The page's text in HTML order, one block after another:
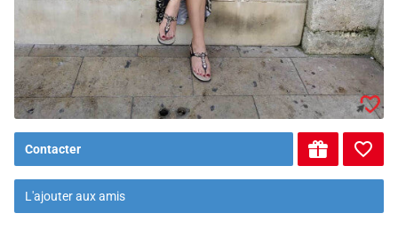
Contacter
L'ajouter aux amis